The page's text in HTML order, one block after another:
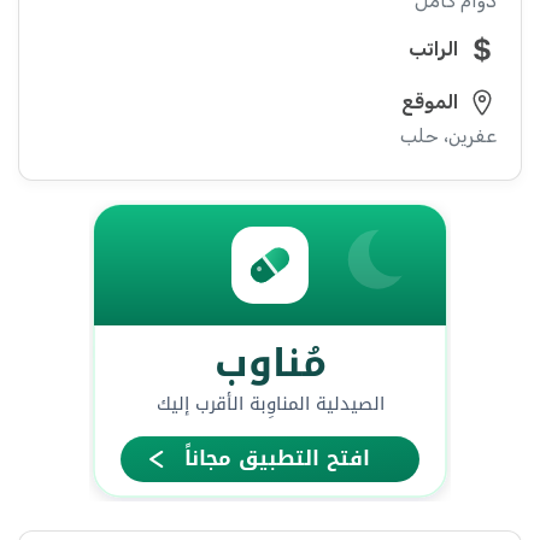
الراتب
الموقع
عفرين، حلب